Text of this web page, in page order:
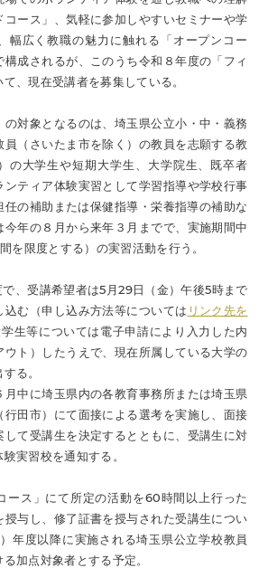
コース」、気軽に参加しやすいセミナーや学
幅広く教職の魅力に触れる「オープンコー
構成されるが、このうち令和８年度の「フィ
、現在受講者を募集している。
の対象となるのは、埼玉県公立小・中・義務
員（さいたま市を除く）の教員を志願する教
の大学生や短期大学生、大学院生、既卒者
ンティア体験実習として学習指導や学校行事
の補助または保健指導・栄養指導の補助な
今年の８月から来年３月までで、実施期間中
を限度とする）の実習活動を行う。
、受講希望者は5月29日（金）午後5時まで
込む（申し込み方法等については リンク先を
生等については電子申請により入力した内
ウト）したうえで、現在所属している大学の
る。
中に埼玉県内の各教育事務所または埼玉県
行田市）にて面接による選考を実施し、面接
して受講生を決定するとともに、受講生に対
実習校を通知する。
ース」にて所定の活動を60時間以上行った
授与し、修了証書を授与された受講生につい
年度以降に実施される埼玉県公立学校教員
加点対象者とする予定。